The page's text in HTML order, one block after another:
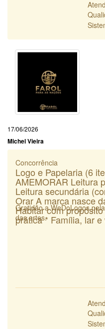
17/06/2026
Michel Vieira
Concorrência
Logo e Papelaria (6
AMEMORAR Leitura
Leitura secundária
Orar A marca nasce
Habitar com
prática * Família, lar e
Gratidão a WeDoLogos
das artes.